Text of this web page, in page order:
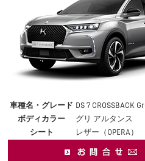
車種名・グレード DS 7 CROSSBACK
ボディカラー
グリ アルタンス
シート
レザー（OPERA）